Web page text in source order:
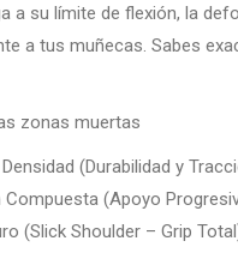
a su límite de flexión, la
a tus muñecas. Sabes
zonas muertas
(Durabilidad y
Compuesta (Apoyo
(Slick Shoulder – Grip